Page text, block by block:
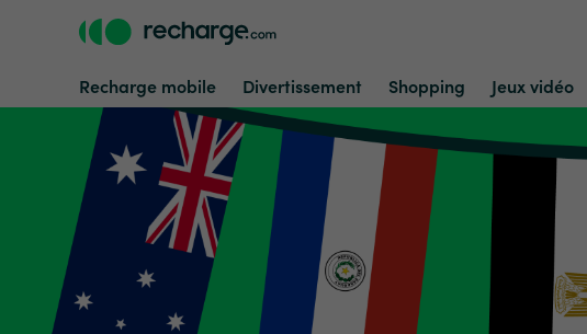
Recharge mobile Divertissement Shopping Jeux vidéo